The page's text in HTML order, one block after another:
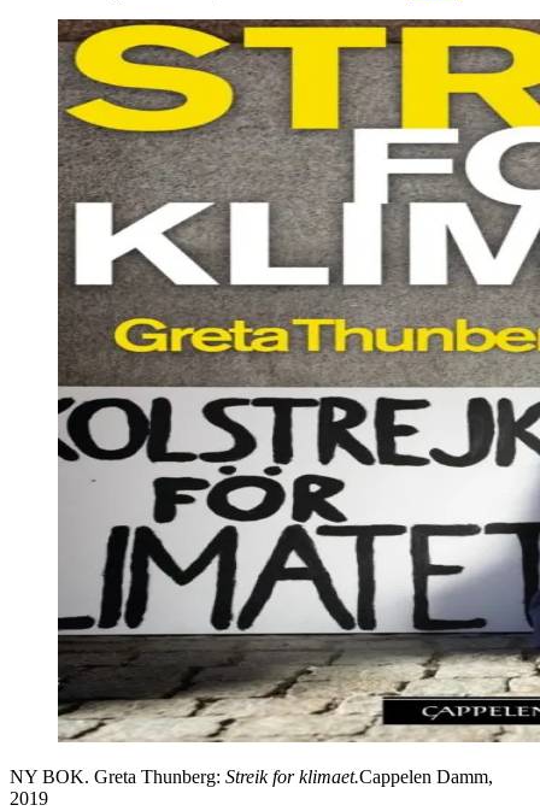
NY BOK. Greta Thunberg: Streik for klimaet.Cappelen Damm,
2019